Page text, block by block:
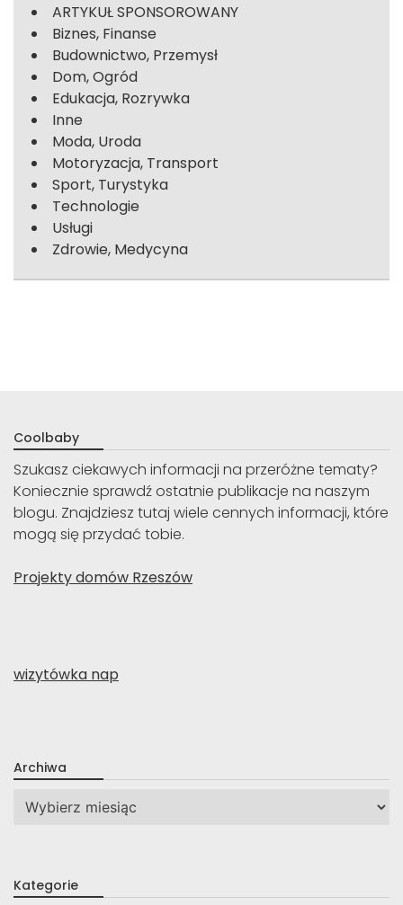
ARTYKUŁ SPONSOROWANY
Biznes, Finanse
Budownictwo, Przemysł
Dom, Ogród
Edukacja, Rozrywka
Inne
Moda, Uroda
Motoryzacja, Transport
Sport, Turystyka
Technologie
Usługi
Zdrowie, Medycyna
Coolbaby
Szukasz ciekawych informacji na przeróżne tematy?
Koniecznie sprawdź ostatnie publikacje na naszym
blogu. Znajdziesz tutaj wiele cennych informacji, które
mogą się przydać tobie.
Projekty domów Rzeszów
wizytówka nap
Archiwa
Archiwa
Kategorie